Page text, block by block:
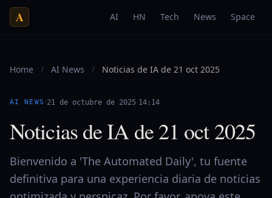
A AI HN Tech News Space
Home / AI News / Noticias de IA de 21 oct 2025
AI NEWS ·21 de octubre de 2025·14:14
Noticias de IA de 21 oct 2025
Bienvenido a 'The Automated Daily', tu fuente
definitiva para una experiencia diaria de noticias